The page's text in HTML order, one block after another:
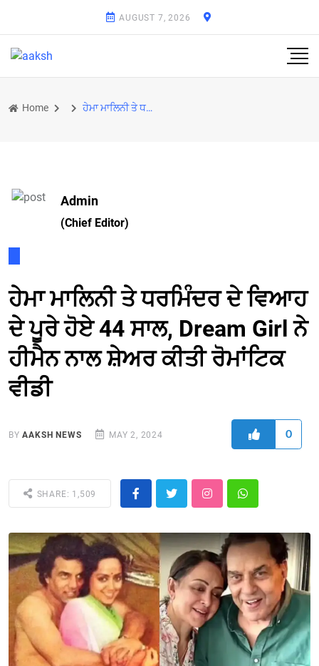
AUGUST 7, 2026
Home ਹੇਮਾ ਮਾਲਿਨੀ ਤੇ ਧਰਮਿੰਦਰ ਦੇ ਵਿਆਹ ਦੇ ਪੂਰੇ ਹੋਏ 44 ਸਾਲ, Dream Girl ਨੇ ਹੀਮੈਨ ਨਾਲ ਸ਼ੇਅਰ ਕੀਤੀ ਰੋਮਾਂਟਿਕ ਵੀਡੀ
Admin
(Chief Editor)
ਹੇਮਾ ਮਾਲਿਨੀ ਤੇ ਧਰਮਿੰਦਰ ਦੇ ਵਿਆਹ
ਦੇ ਪੂਰੇ ਹੋਏ 44 ਸਾਲ, Dream Girl ਨੇ
ਹੀਮੈਨ ਨਾਲ ਸ਼ੇਅਰ ਕੀਤੀ ਰੋਮਾਂਟਿਕ
ਵੀਡੀ
BYAAKSH NEWS MAY 2, 2024 0
SHARE: 1,509